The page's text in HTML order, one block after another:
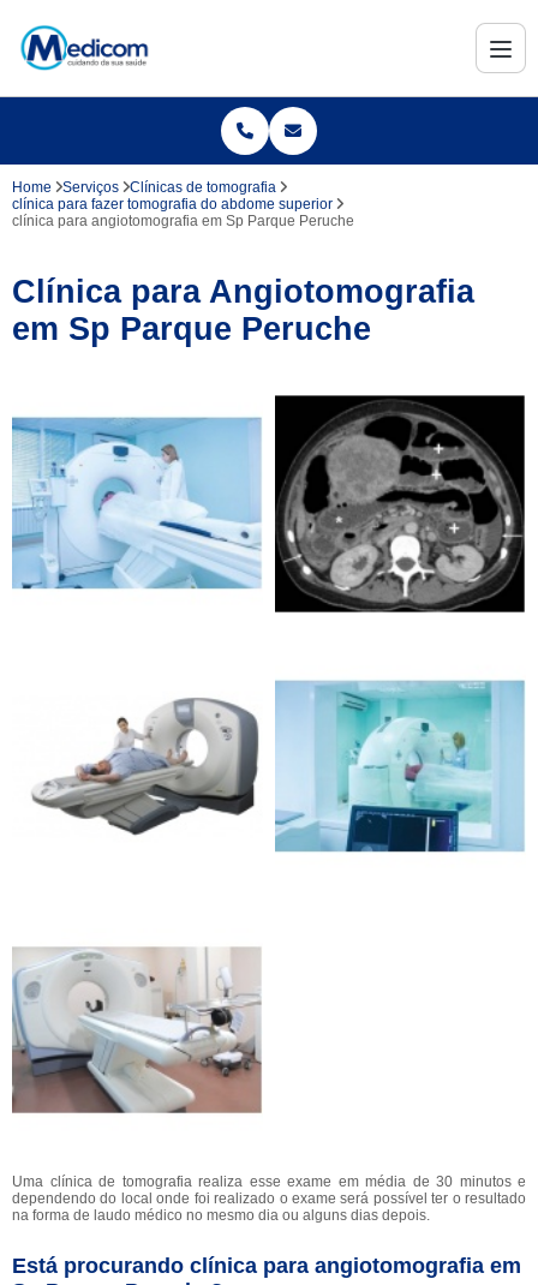
Home Serviços
Clínicas de tomografia
clínica para fazer tomografia do abdome superior
clínica para angiotomografia em Sp Parque Peruche
Clínica para Angiotomografia
em Sp Parque Peruche
Uma clínica de tomografia realiza esse exame em média de 30 minutos e
dependendo do local onde foi realizado o exame será possível ter o resultado
na forma de laudo médico no mesmo dia ou alguns dias depois.
Está procurando clínica para angiotomografia em